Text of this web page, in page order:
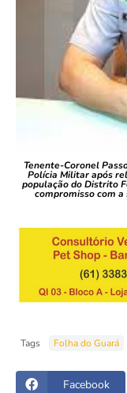
Tenente-Coronel
Polícia Militar após
população do Distrito
compromisso com
Tags Folha do Guará
Facebook